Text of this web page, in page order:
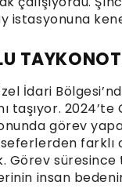
istasyonuna
İdari
taşıyor.
görev
farklı
Görev
insan